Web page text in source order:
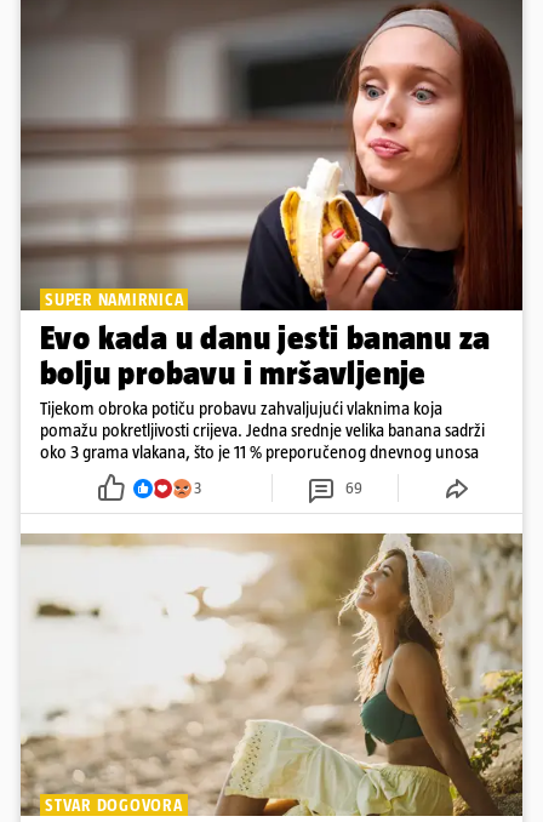
SUPER NAMIRNICA
Evo kada u danu jesti bananu za
bolju probavu i mršavljenje
Tijekom obroka potiču probavu zahvaljujući vlaknima koja
pomažu pokretljivosti crijeva. Jedna srednje velika banana sadrži
oko 3 grama vlakana, što je 11 % preporučenog dnevnog unosa
3 69
STVAR DOGOVORA